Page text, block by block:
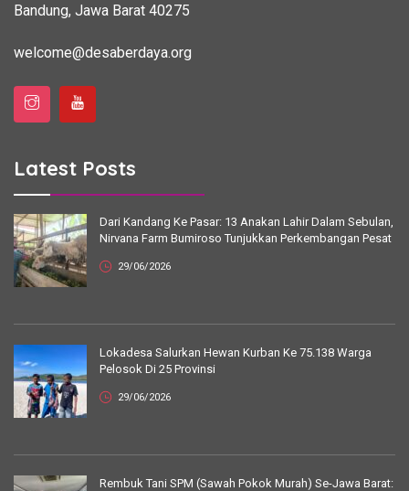
Bandung, Jawa Barat 40275
welcome@desaberdaya.org
Latest Posts
Dari Kandang Ke Pasar: 13 Anakan Lahir Dalam Sebulan,
Nirvana Farm Bumiroso Tunjukkan Perkembangan Pesat
29/06/2026
Lokadesa Salurkan Hewan Kurban Ke 75.138 Warga
Pelosok Di 25 Provinsi
29/06/2026
Rembuk Tani SPM (Sawah Pokok Murah) Se-Jawa Barat: